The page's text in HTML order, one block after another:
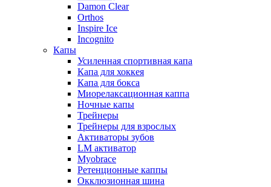
Damon Clear
Orthos
Inspire Ice
Incognito
Капы
Усиленная спортивная капа
Капа для хоккея
Капа для бокса
Миорелаксационная каппа
Ночные капы
Трейнеры
Трейнеры для взрослых
Активаторы зубов
LM активатор
Myobrace
Ретенционные каппы
Окклюзионная шина